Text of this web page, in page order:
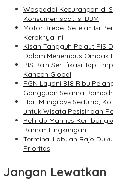
Waspadai Kecurangan di
Konsumen saat Isi BBM
Motor Brebet Setelah Isi
Keroknya Ini
Kisah Tangguh Pelaut PIS
Dalam Menembus Ombak
PIS Raih Sertifikasi Top
Kancah Global
PGN Layani 818 Ribu
Gangguan Selama
Hari Mangrove Sedunia,
untuk Wisata Pesisir dan
Pelindo Marines
Ramah Lingkungan
Terminal Labuan Bajo
Prioritas
Jangan Lewatkan